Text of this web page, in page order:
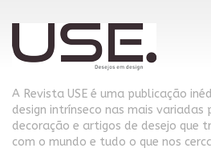
A Revista USE é uma publicação
design intrínseco nas mais variadas
decoração e artigos de desejo que
com o mundo e tudo o que nos